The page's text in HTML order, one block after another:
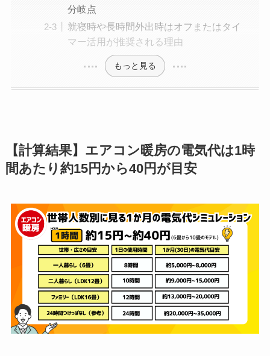
分岐点
就寝時や長時間外出時はオフまたはタイ
マー活用が推奨される理由
もっと見る
【計算結果】エアコン暖房の電気代は1時
間あたり約15円から40円が目安